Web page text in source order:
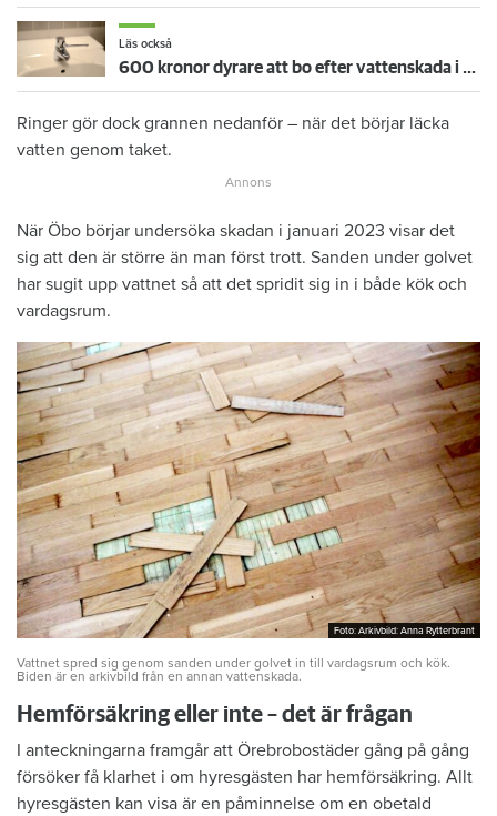
Läs också
600 kronor dyrare att bo efter vattenskada i Varberg
Ringer gör dock grannen nedanför – när det börjar läcka
vatten genom taket.
När Öbo börjar undersöka skadan i januari 2023 visar det
sig att den är större än man först trott. Sanden under golvet
har sugit upp vattnet så att det spridit sig in i både kök och
vardagsrum.
Foto: Arkivbild: Anna Rytterbrant
Foto: Arkivbild: Anna Rytterbrant
Vattnet spred sig genom sanden under golvet in till vardagsrum och kök.
Biden är en arkivbild från en annan vattenskada.
Hemförsäkring eller inte – det är frågan
I anteckningarna framgår att Örebrobostäder gång på gång
försöker få klarhet i om hyresgästen har hemförsäkring. Allt
hyresgästen kan visa är en påminnelse om en obetald